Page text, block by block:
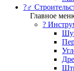
?‍♂️
Главное
?️